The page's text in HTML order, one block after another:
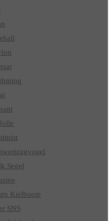
Segel
Kielboote
SNS